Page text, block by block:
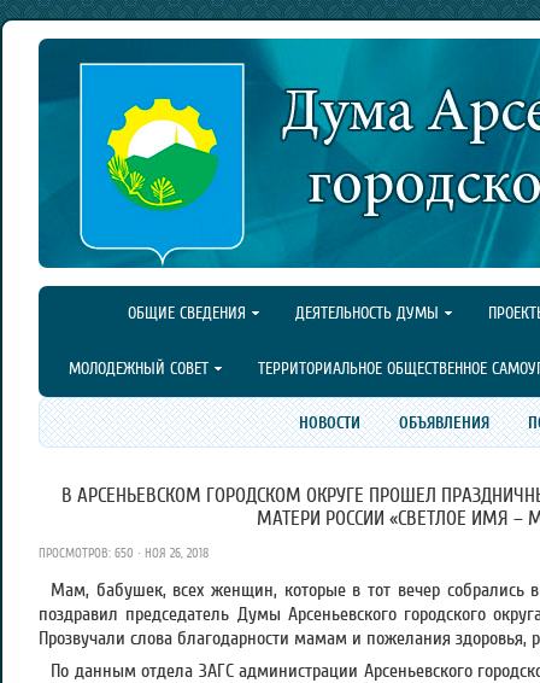
ОБЩИЕ СВЕДЕНИЯ ДЕЯТЕЛЬНОСТЬ ДУМЫ
МОЛОДЕЖНЫЙ СОВЕТ ТЕРРИТОРИАЛЬНОЕ ОБЩЕСТВЕННОЕ
НОВОСТИ ОБЪЯВЛЕНИЯ
В АРСЕНЬЕВСКОМ ГОРОДСКОМ ОКРУГЕ ПРОШЕЛ
МАТЕРИ РОССИИ «СВЕТЛОЕ ИМЯ –
ПРОСМОТРОВ: 650 · НОЯ 26, 2018
Мам, бабушек, всех женщин, которые в тот вечер собрались в
поздравил председатель Думы Арсеньевского городского
Прозвучали слова благодарности мамам и пожелания здоровья,
По данным отдела ЗАГС администрации Арсеньевского